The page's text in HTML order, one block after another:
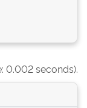
0.002 seconds).